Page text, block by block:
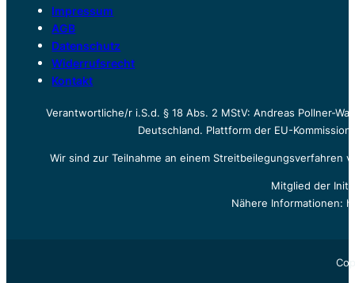
Impressum
AGB
Datenschutz
Widerrufsrecht
Kontakt
Verantwortliche/r i.S.d. § 18 Abs. 2 MStV: Andreas Pollner-
Deutschland. Plattform der EU-
Wir sind zur Teilnahme an einem
Mitglied der
Nähere Informationen: